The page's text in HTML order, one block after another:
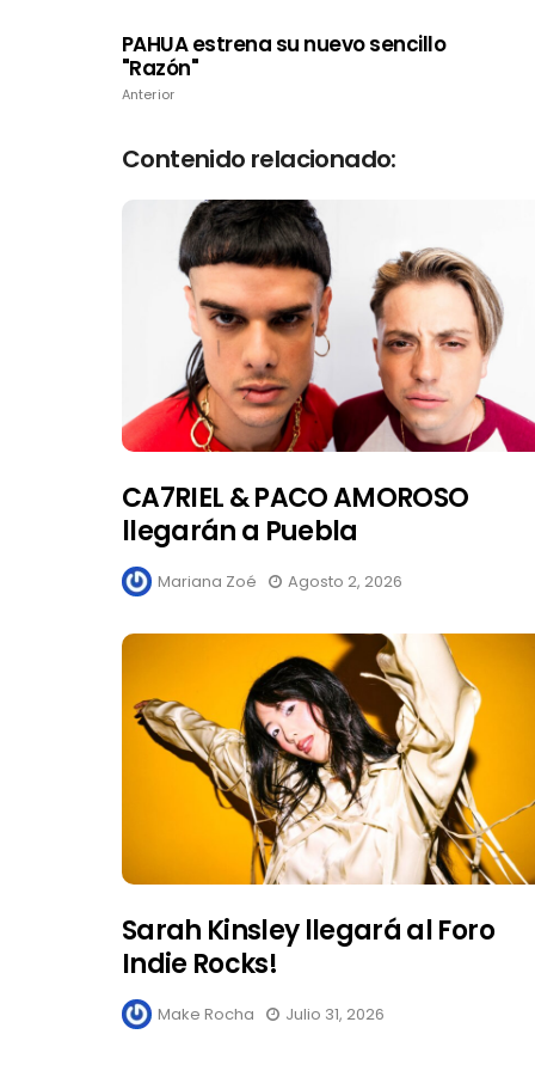
PAHUA estrena su nuevo sencillo
"Razón"
Anterior
Contenido relacionado:
CA7RIEL & PACO AMOROSO
llegarán a Puebla
Mariana Zoé Agosto 2, 2026
Sarah Kinsley llegará al Foro
Indie Rocks!
Make Rocha Julio 31, 2026